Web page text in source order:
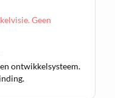
Geen
ontwikkelsysteem.